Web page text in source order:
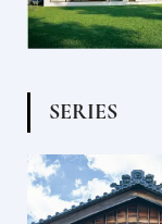
SERIES